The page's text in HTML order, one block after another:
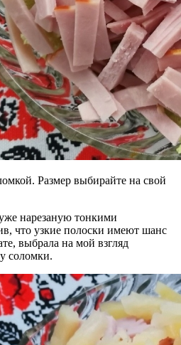
Размер выбирайте на свой
нарезаную тонкими
что узкие полоски имеют шанс
выбрала на мой взгляд
соломки.